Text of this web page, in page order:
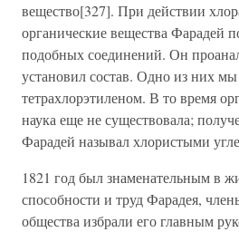
вещество[327]. При действии
органические вещества Фарадей
подобных соединений. Он
установил состав. Одно из них
тетрахлорэтиленом. В то время
наука еще не существовала;
Фарадей называл хлористыми
1821 год был знаменательным в
способности и труд Фарадея,
общества избрали его главным